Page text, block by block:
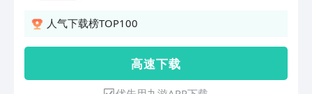
过跟读单词卡的发音来提升对单词的认
显的提升。应用内精选了丰富精美的图片
素材，采用标准的英式发音为点读背景
人气下载榜TOP100
高 速 下 载